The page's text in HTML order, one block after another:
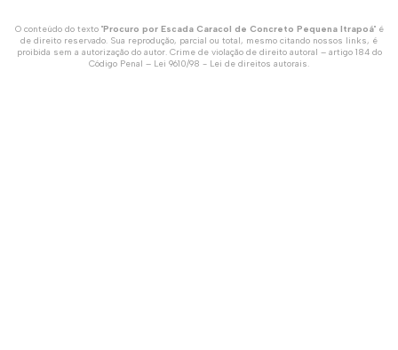
O conteúdo do texto "Procuro por Escada Caracol de Concreto Pequena Itrapoá" é
de direito reservado. Sua reprodução, parcial ou total, mesmo citando nossos links, é
proibida sem a autorização do autor. Crime de violação de direito autoral – artigo 184 do
Código Penal – Lei 9610/98 - Lei de direitos autorais.